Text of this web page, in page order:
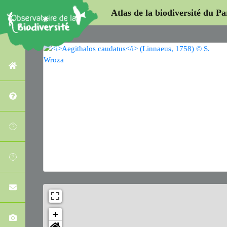
Atlas de la biodiversité du
+